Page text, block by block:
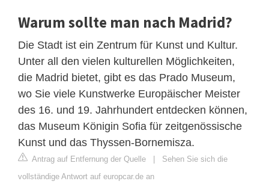
Warum sollte man nach Madrid?
Die Stadt ist ein Zentrum für Kunst und Kultur.
Unter all den vielen kulturellen Möglichkeiten,
die Madrid bietet, gibt es das Prado Museum,
wo Sie viele Kunstwerke Europäischer Meister
des 16. und 19. Jahrhundert entdecken können,
das Museum Königin Sofia für zeitgenössische
Kunst und das Thyssen-Bornemisza.
Antrag auf Entfernung der Quelle | Sehen Sie sich die
vollständige Antwort auf europcar.de an